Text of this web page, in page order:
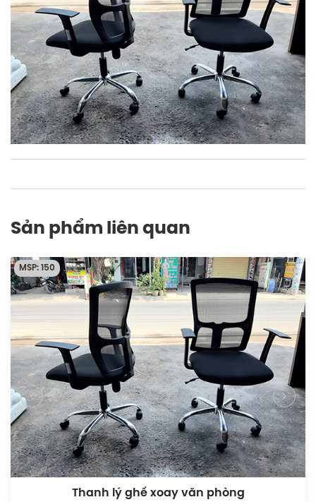
Sản phẩm liên quan
MSP: 148
Thanh lý ghế lưới chân quỳ